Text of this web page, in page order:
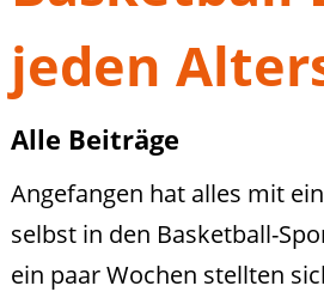
jeden
Alle Beiträge
Angefangen hat alles mit
selbst in den Basketball-
ein paar Wochen stellten